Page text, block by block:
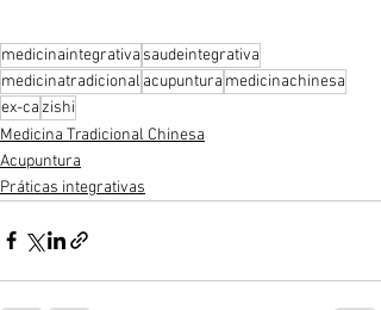
medicinaintegrativa saudeintegrativa
medicinatradicional acupuntura medicinachinesa
ex-cazishi
Medicina Tradicional Chinesa
Acupuntura
Práticas integrativas